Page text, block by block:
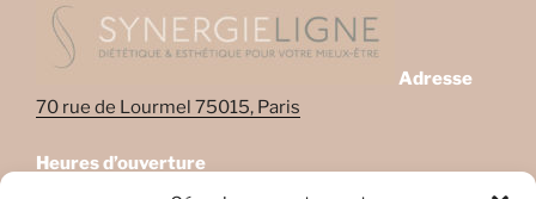
Adresse
70 rue de Lourmel 75015, Paris
Heures d’ouverture
Lundi: 08:45–22:00